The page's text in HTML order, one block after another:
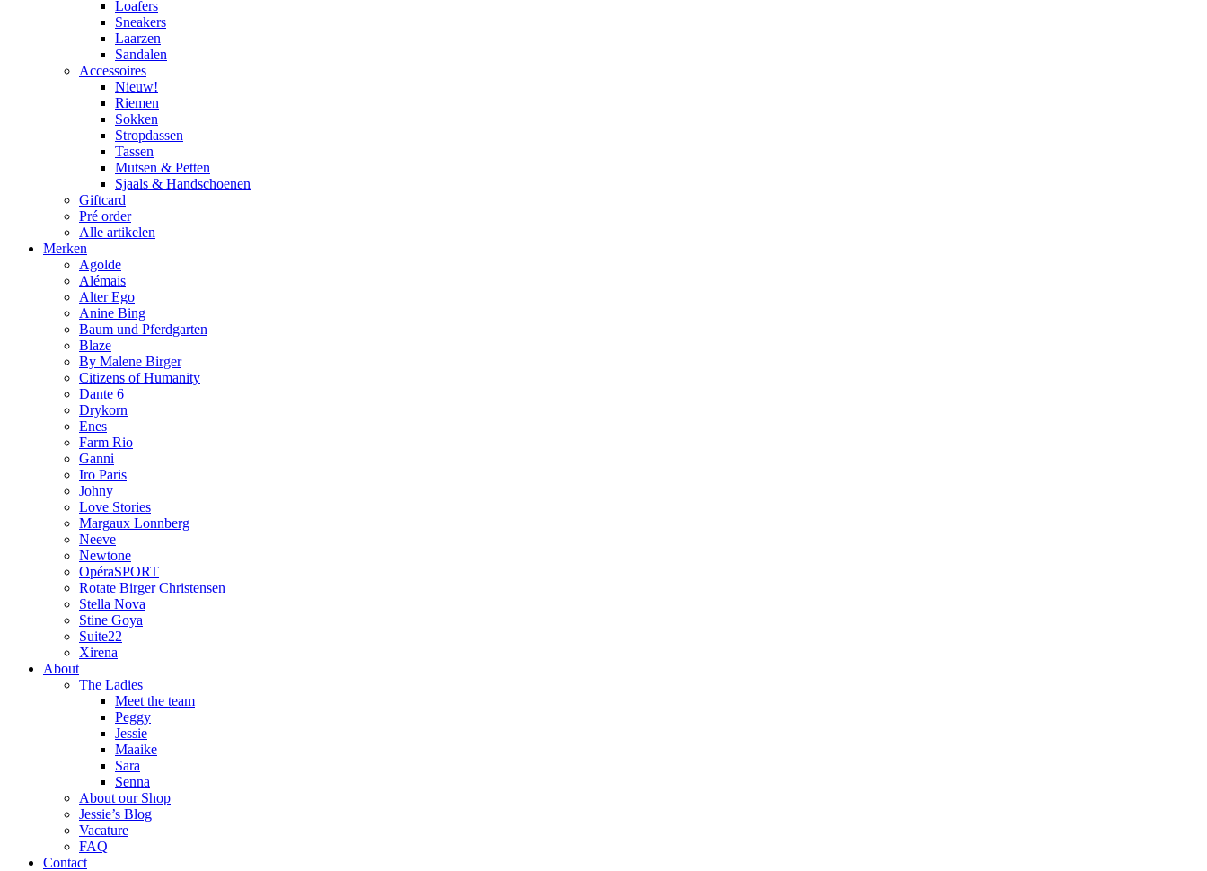
Loafers
Sneakers
Laarzen
Sandalen
Accessoires
Nieuw!
Riemen
Sokken
Stropdassen
Tassen
Mutsen & Petten
Sjaals & Handschoenen
Giftcard
Pré order
Alle artikelen
Merken
Agolde
Alémais
Alter Ego
Anine Bing
Baum und Pferdgarten
Blaze
By Malene Birger
Citizens of Humanity
Dante 6
Drykorn
Enes
Farm Rio
Ganni
Iro Paris
Johny
Love Stories
Margaux Lonnberg
Neeve
Newtone
OpéraSPORT
Rotate Birger Christensen
Stella Nova
Stine Goya
Suite22
Xirena
About
The Ladies
Meet the team
Peggy
Jessie
Maaike
Sara
Senna
About our Shop
Jessie’s Blog
Vacature
FAQ
Contact